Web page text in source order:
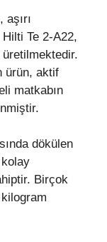
Te 2-A22,
ürün, aktif
matkabın
dökülen
Birçok